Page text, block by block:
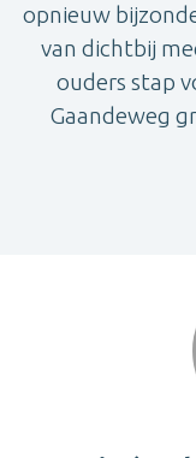
opnieuw
van dichtbij
ouders stap
Gaandeweg